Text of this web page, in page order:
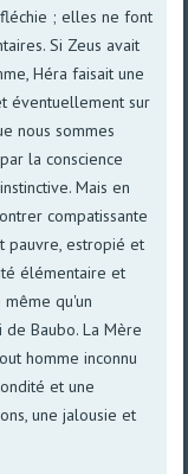
; elles ne font
Si Zeus avait
Héra faisait une
éventuellement sur
nous sommes
la conscience
Mais en
compatissante
pauvre, estropié et
élémentaire et
qu'un
Baubo. La Mère
homme inconnu
et une
une jalousie et